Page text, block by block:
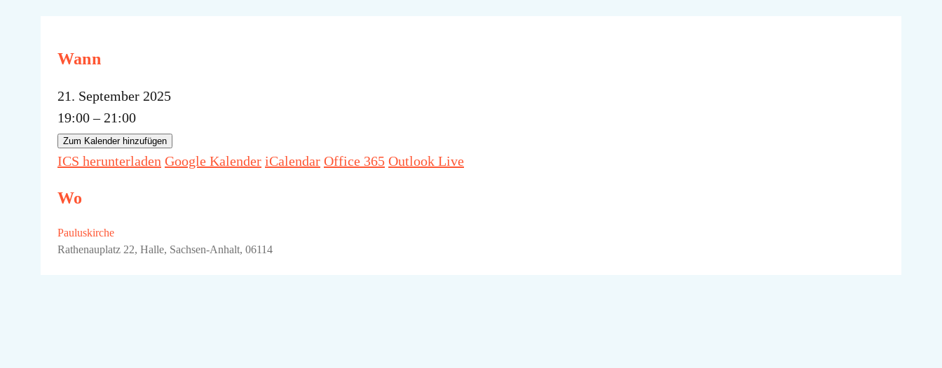
Wann
21. September 2025
19:00 – 21:00
Zum Kalender hinzufügen
ICS herunterladen Google Kalender iCalendar Office 365 Outlook Live
Wo
Pauluskirche
Rathenauplatz 22, Halle, Sachsen-Anhalt, 06114